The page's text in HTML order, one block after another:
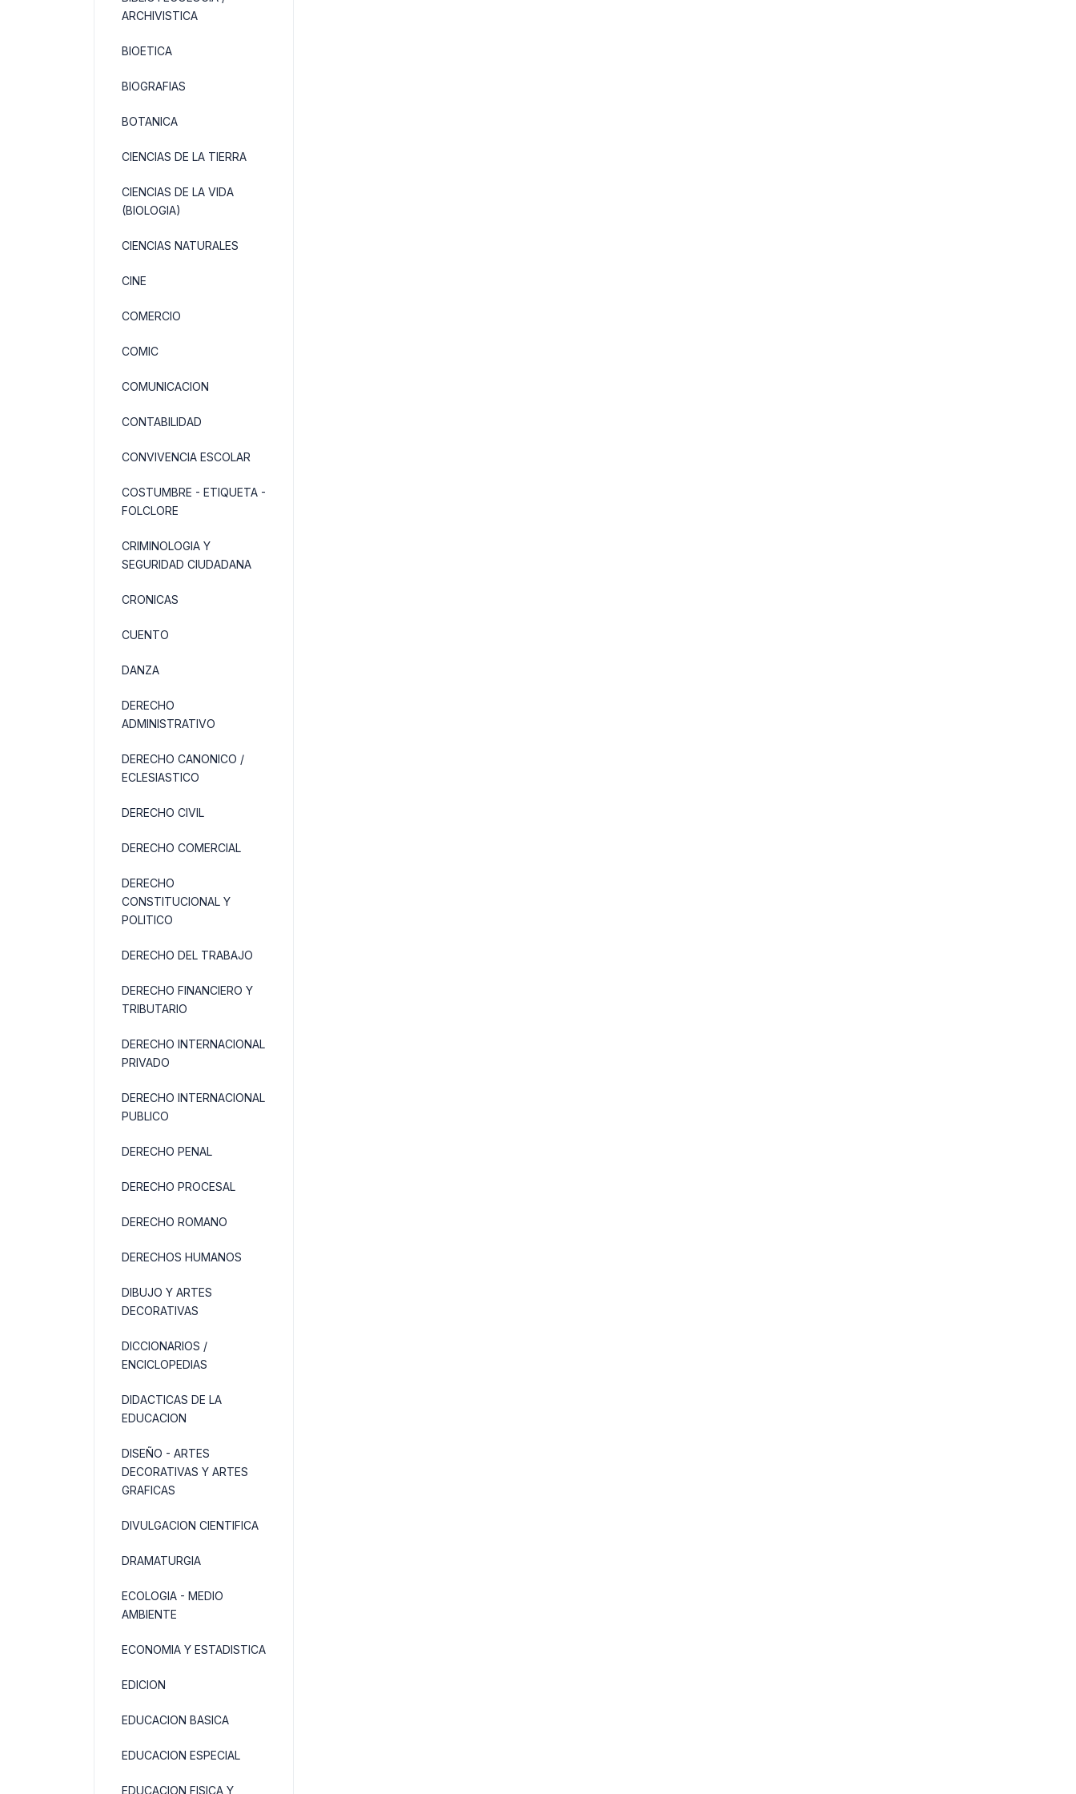
ARCHIVISTICA
BIOETICA
BIOGRAFIAS
BOTANICA
CIENCIAS DE LA TIERRA
CIENCIAS DE LA VIDA
(BIOLOGIA)
CIENCIAS NATURALES
CINE
COMERCIO
COMIC
COMUNICACION
CONTABILIDAD
CONVIVENCIA ESCOLAR
COSTUMBRE - ETIQUETA -
FOLCLORE
CRIMINOLOGIA Y
SEGURIDAD CIUDADANA
CRONICAS
CUENTO
DANZA
DERECHO
ADMINISTRATIVO
DERECHO CANONICO /
ECLESIASTICO
DERECHO CIVIL
DERECHO COMERCIAL
DERECHO
CONSTITUCIONAL Y
POLITICO
DERECHO DEL TRABAJO
DERECHO FINANCIERO Y
TRIBUTARIO
DERECHO INTERNACIONAL
PRIVADO
DERECHO INTERNACIONAL
PUBLICO
DERECHO PENAL
DERECHO PROCESAL
DERECHO ROMANO
DERECHOS HUMANOS
DIBUJO Y ARTES
DECORATIVAS
DICCIONARIOS /
ENCICLOPEDIAS
DIDACTICAS DE LA
EDUCACION
DISEÑO - ARTES
DECORATIVAS Y ARTES
GRAFICAS
DIVULGACION CIENTIFICA
DRAMATURGIA
ECOLOGIA - MEDIO
AMBIENTE
ECONOMIA Y ESTADISTICA
EDICION
EDUCACION BASICA
EDUCACION ESPECIAL
EDUCACION FISICA Y